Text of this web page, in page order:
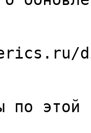
по этой